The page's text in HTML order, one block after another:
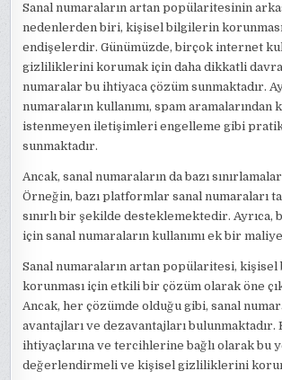
Sanal numaraların artan popülaritesinin
nedenlerden biri, kişisel bilgilerin
endişelerdir. Günümüzde, birçok internet
gizliliklerini korumak için daha dikkatli
numaralar bu ihtiyaca çözüm sunmaktadır.
numaraların kullanımı, spam aramalarından
istenmeyen iletişimleri engelleme gibi
sunmaktadır.
Ancak, sanal numaraların da bazı
Örneğin, bazı platformlar sanal numaraları
sınırlı bir şekilde desteklemektedir. Ayrıca,
için sanal numaraların kullanımı ek bir
Sanal numaraların artan popülaritesi,
korunması için etkili bir çözüm olarak öne
Ancak, her çözümde olduğu gibi, sanal
avantajları ve dezavantajları bulunmaktadır.
ihtiyaçlarına ve tercihlerine bağlı olarak bu
değerlendirmeli ve kişisel gizliliklerini